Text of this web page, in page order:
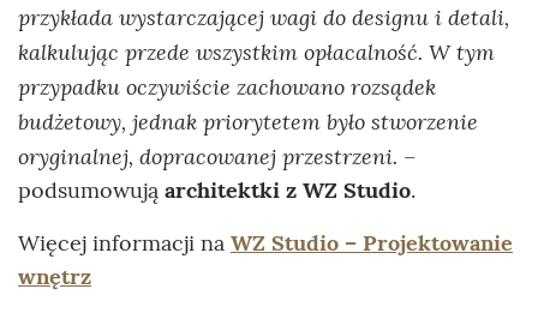
przykłada wystarczającej wagi do designu i detali,
kalkulując przede wszystkim opłacalność. W tym
przypadku oczywiście zachowano rozsądek
budżetowy, jednak priorytetem było stworzenie
oryginalnej, dopracowanej przestrzeni. –
podsumowują architektki z WZ Studio.
Więcej informacji na WZ Studio – Projektowanie
wnętrz